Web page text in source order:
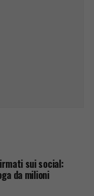
sui social:
da milioni